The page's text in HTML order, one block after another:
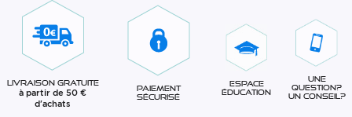
Livraison gratuite
à partir de 50 €
d'achats
Paiement
sécurisé
Espace
éducation
Une
question?
Un conseil?